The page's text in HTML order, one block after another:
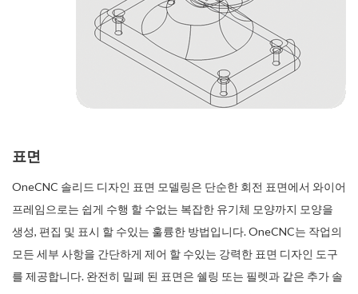
표면
OneCNC 솔리드 디자인 표면 모델링은 단순한 회전 표면에서 와이어
프레임으로는 쉽게 수행 할 수없는 복잡한 유기체 모양까지 모양을
생성, 편집 및 표시 할 수있는 훌륭한 방법입니다. OneCNC는 작업의
모든 세부 사항을 간단하게 제어 할 수있는 강력한 표면 디자인 도구
를 제공합니다. 완전히 밀폐 된 표면은 쉘링 또는 필렛과 같은 추가 솔